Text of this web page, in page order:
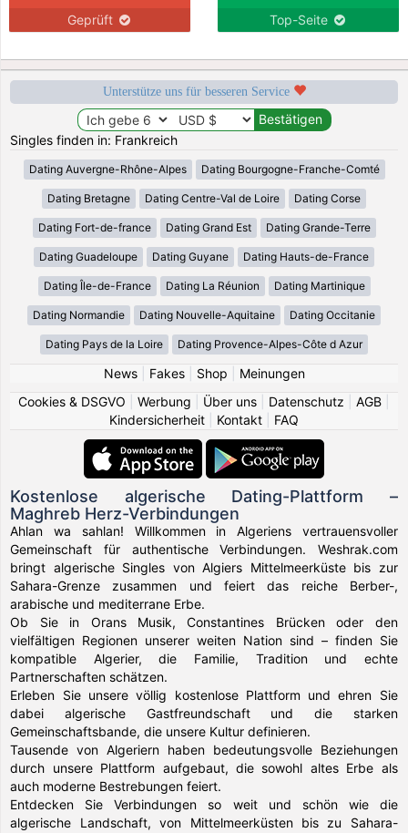
Geprüft Top-Seite
Unterstütze uns für besseren Service
Singles finden in: Frankreich
Dating Auvergne-Rhône-Alpes Dating Bourgogne-Franche-Comté
Dating Bretagne Dating Centre-Val de Loire Dating Corse
Dating Fort-de-france Dating Grand Est Dating Grande-Terre
Dating Guadeloupe Dating Guyane Dating Hauts-de-France
Dating Île-de-France Dating La Réunion Dating Martinique
Dating Normandie Dating Nouvelle-Aquitaine Dating Occitanie
Dating Pays de la Loire Dating Provence-Alpes-Côte d Azur
News| Fakes| Shop
Meinungen
Cookies & DSGVO
Werbung Über uns Datenschutz AGB
Kindersicherheit
Kontakt FAQ
Kostenlose algerische Dating-Plattform –
Maghreb Herz-Verbindungen
Ahlan wa sahlan! Willkommen in Algeriens vertrauensvoller
Gemeinschaft für authentische Verbindungen. Weshrak.com
bringt algerische Singles von Algiers Mittelmeerküste bis zur
Sahara-Grenze zusammen und feiert das reiche Berber-,
arabische und mediterrane Erbe.
Ob Sie in Orans Musik, Constantines Brücken oder den
vielfältigen Regionen unserer weiten Nation sind – finden Sie
kompatible Algerier, die Familie, Tradition und echte
Partnerschaften schätzen.
Erleben Sie unsere völlig kostenlose Plattform und ehren Sie
dabei algerische Gastfreundschaft und die starken
Gemeinschaftsbande, die unsere Kultur definieren.
Tausende von Algeriern haben bedeutungsvolle Beziehungen
durch unsere Plattform aufgebaut, die sowohl altes Erbe als
auch moderne Bestrebungen feiert.
Entdecken Sie Verbindungen so weit und schön wie die
algerische Landschaft, von Mittelmeerküsten bis zu Sahara-